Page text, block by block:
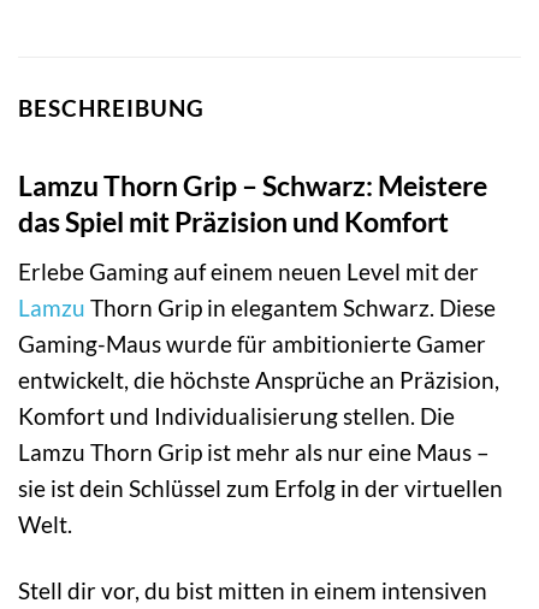
BESCHREIBUNG
Lamzu Thorn Grip – Schwarz: Meistere
das Spiel mit Präzision und Komfort
Erlebe Gaming auf einem neuen Level mit der
Lamzu Thorn Grip in elegantem Schwarz. Diese
Gaming-Maus wurde für ambitionierte Gamer
entwickelt, die höchste Ansprüche an Präzision,
Komfort und Individualisierung stellen. Die
Lamzu Thorn Grip ist mehr als nur eine Maus –
sie ist dein Schlüssel zum Erfolg in der virtuellen
Welt.
Stell dir vor, du bist mitten in einem intensiven